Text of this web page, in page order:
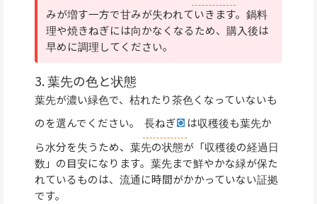
みが増す一方で甘みが失われていきます。鍋料
理や焼きねぎには向かなくなるため、購入後は
早めに調理してください。
3. 葉先の色と状態
葉先が濃い緑色で、枯れたり茶色くなっていないも
のを選んでください。
長ねぎ
は収穫後も葉先か
ら水分を失うため、葉先の状態が「収穫後の経過日
数」の目安になります。葉先まで鮮やかな緑が保た
れているものは、流通に時間がかかっていない証拠
です。